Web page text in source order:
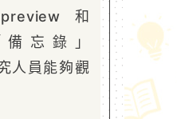
和
忘錄」
人員能夠觀